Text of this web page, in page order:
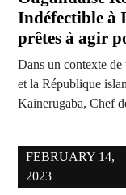
Indéfectible à
prêtes à agir
Dans un contexte de
et la République
Kainerugaba, Chef
FEBRUARY 14,
2023